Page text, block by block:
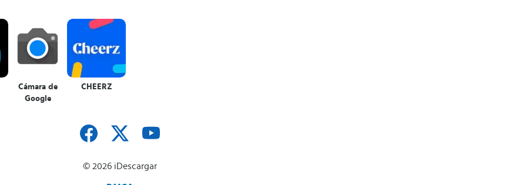
Cámara de
Google
CHEERZ
© 2026 iDescargar